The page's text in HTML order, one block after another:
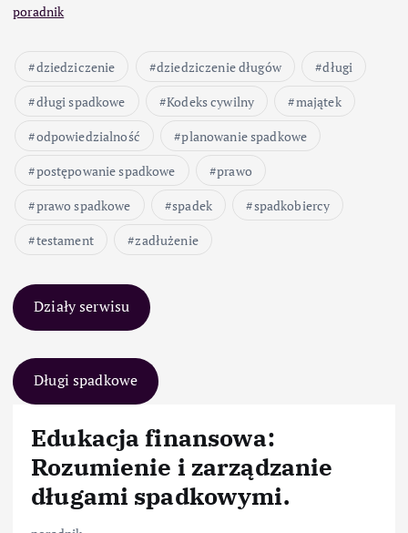
poradnik
dziedziczenie dziedziczenie długów
długi
długi spadkowe
Kodeks cywilny
majątek
odpowiedzialność
planowanie spadkowe
postępowanie spadkowe
prawo
prawo spadkowe
spadek
spadkobiercy
testament
zadłużenie
Działy serwisu
Długi spadkowe
Edukacja finansowa:
Rozumienie i zarządzanie
długami spadkowymi.